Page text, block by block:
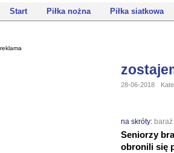
Start Piłka nożna Piłka siatkowa
reklama
28-06-2018
na skróty: baraż
Seniorzy
obronili się